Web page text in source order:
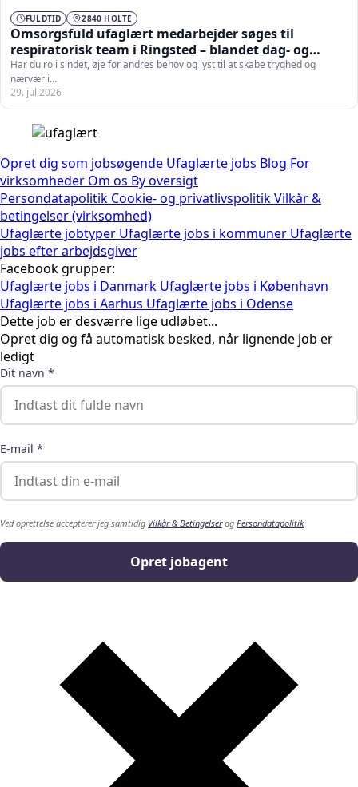
FULDTID 2840 HOLTE
Omsorgsfuld ufaglært medarbejder søges til
respiratorisk team i Ringsted – blandet dag- og
nattevagter.
Har du ro i sindet, øje for andres behov og lyst til at skabe tryghed og
nærvær i…
29. jul 2026
Opret dig som jobsøgende Ufaglærte jobs Blog For
virksomheder Om os By oversigt
Persondatapolitik Cookie- og privatlivspolitikVilkår &
betingelser (virksomhed)
Ufaglærte jobtyper Ufaglærte jobs i kommuner Ufaglærte
jobs efter arbejdsgiver
Facebook grupper:
Ufaglærte jobs i Danmark Ufaglærte jobs i København
Ufaglærte jobs i Aarhus Ufaglærte jobs i Odense
Dette job er desværre lige udløbet...
Opret dig og få automatisk besked, når lignende job er
ledigt
Dit navn *
E-mail *
Ved oprettelse accepterer jeg samtidig Vilkår & Betingelserog Persondatapolitik
Opret jobagent